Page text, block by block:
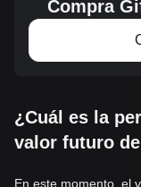
Compra
¿Cuál es la
valor futuro de
En este momento, el